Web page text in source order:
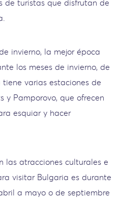
de turistas que disfrutan de
invierno, la mejor época
los meses de invierno, de
varias estaciones de
y Pamporovo, que ofrecen
esquiar y hacer
las atracciones culturales e
visitar Bulgaria es durante
a mayo o de septiembre